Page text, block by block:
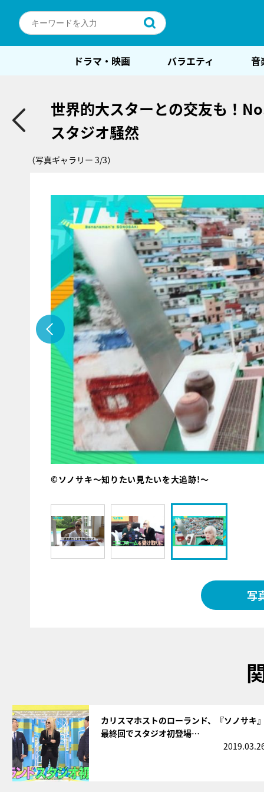
ドラマ・映画 バラエティ 音
世界的大スターとの交友も！
スタジオ騒然
（写真ギャラリー 3/3）
©ソノサキ～知りたい見たいを大追跡!～
写
カリスマホストのローランド、『ソノサキ
最終回でスタジオ初登場…